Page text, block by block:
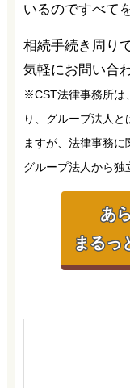
いるのですべて
相続手続き周り
気軽にお問い合
※CST法律事務所は
り、グループ法人
ますが、法律事務
グループ法人から独
あ
まるっ